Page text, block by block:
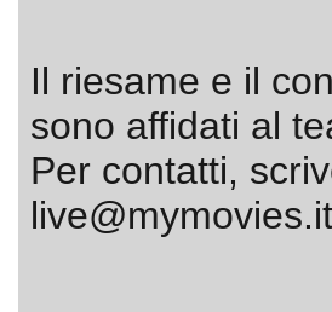
Il riesame e il
sono affidati al
Per contatti,
live@mymovies.it